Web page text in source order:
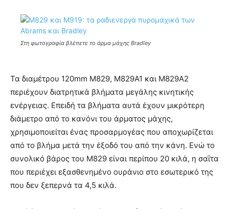
Στη φωτογραφία βλέπετε το άρμα μάχης Bradley
Τα διαμέτρου 120mm M829, M829Α1 και M829Α2
περιέχουν διατρητικά βλήματα μεγάλης κινητικής
ενέργειας. Επειδή τα βλήματα αυτά έχουν μικρότερη
διάμετρο από το κανόνι του άρματος μάχης,
χρησιμοποιείται ένας προσαρμογέας που αποχωρίζεται
από το βλήμα μετά την έξοδό του από την κάνη. Ενώ το
συνολικό βάρος του M829 είναι περίπου 20 κιλά, η σαΐτα
που περιέχει εξασθενημένο ουράνιο στο εσωτερικό της
που δεν ξεπερνά τα 4,5 κιλά.